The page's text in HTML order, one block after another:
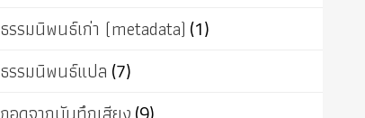
ธรรมนิพนธ์เก่า (metadata) (1)
ธรรมนิพนธ์แปล (7)